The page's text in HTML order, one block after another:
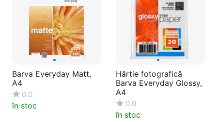
Barva Everyday Matt,
A4
0.0
în stoc
Hârtie fotografică
Barva Everyday Glossy,
A4
0.0
în stoc